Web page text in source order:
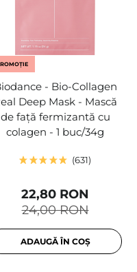
- Bio-Collagen
Deep Mask - Mască
de față fermizantă cu
colagen - 1 buc/34g
631
24,00 RON
22,80 RON
ADAUGĂ ÎN COȘ